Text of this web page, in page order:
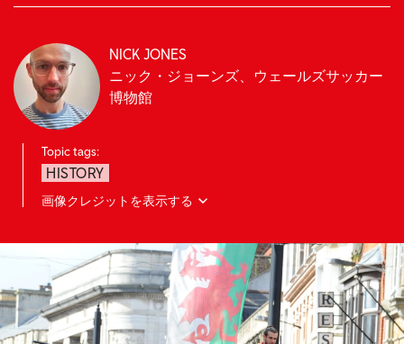
NICK JONES
ニック・ジョーンズ、ウェールズサッカー
博物館
Topic tags:
HISTORY
画像クレジットを表示する